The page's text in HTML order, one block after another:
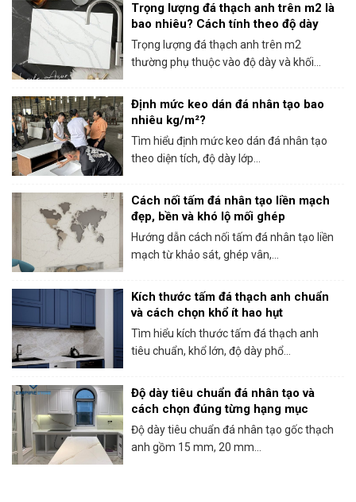
Trọng lượng đá thạch anh trên m2 là
bao nhiêu? Cách tính theo độ dày
Trọng lượng đá thạch anh trên m2
thường phụ thuộc vào độ dày và khối...
Định mức keo dán đá nhân tạo bao
nhiêu kg/m²?
Tìm hiểu định mức keo dán đá nhân tạo
theo diện tích, độ dày lớp...
Cách nối tấm đá nhân tạo liền mạch
đẹp, bền và khó lộ mối ghép
Hướng dẫn cách nối tấm đá nhân tạo liền
mạch từ khảo sát, ghép vân,...
Kích thước tấm đá thạch anh chuẩn
và cách chọn khổ ít hao hụt
Tìm hiểu kích thước tấm đá thạch anh
tiêu chuẩn, khổ lớn, độ dày phổ...
Độ dày tiêu chuẩn đá nhân tạo và
cách chọn đúng từng hạng mục
Độ dày tiêu chuẩn đá nhân tạo gốc thạch
anh gồm 15 mm, 20 mm...